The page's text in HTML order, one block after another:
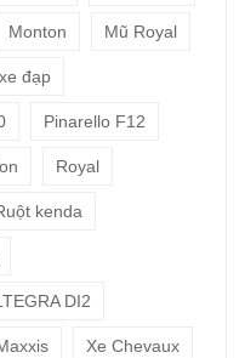
Monton Mũ Royal
đạp
Pinarello F12
Royal
kenda
DI2
Xe Chevaux